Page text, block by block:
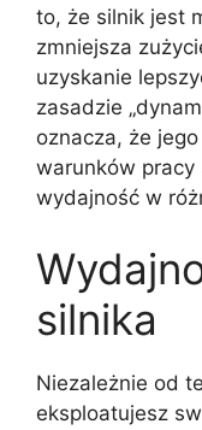
to, że silnik jest
zmniejsza
uzyskanie
zasadzie
oznacza, że
warunków pracy
wydajność w
silnika
Niezależnie od
eksploatujesz